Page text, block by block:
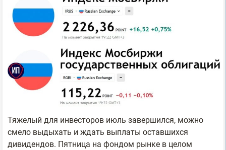
Тяжелый для инвесторов июль завершился, можно
смело выдыхать и ждать выплаты оставшихся
дивидендов. Пятница на фондом рынке в целом